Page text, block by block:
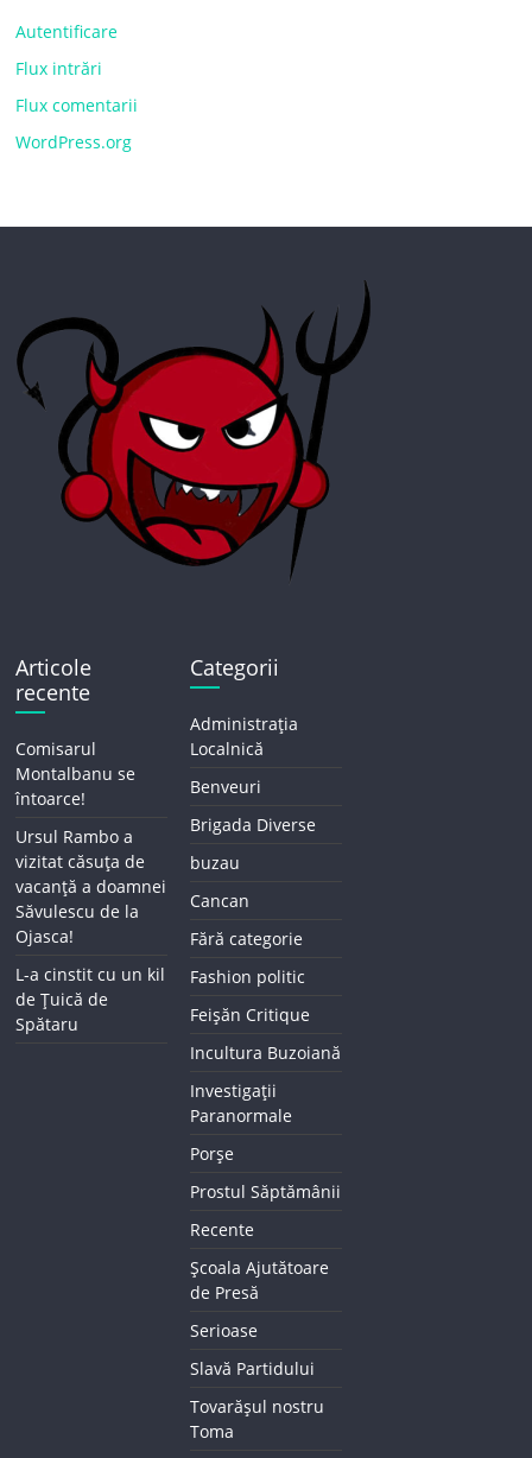
Autentificare
Flux intrări
Flux comentarii
WordPress.org
Articole
recente
Comisarul
Montalbanu se
întoarce!
Ursul Rambo a
vizitat căsuța de
vacanță a doamnei
Săvulescu de la
Ojasca!
L-a cinstit cu un kil
de Țuică de
Spătaru
Categorii
Administrația
Localnică
Benveuri
Brigada Diverse
buzau
Cancan
Fără categorie
Fashion politic
Feișăn Critique
Incultura Buzoiană
Investigații
Paranormale
Porșe
Prostul Săptămânii
Recente
Școala Ajutătoare
de Presă
Serioase
Slavă Partidului
Tovarășul nostru
Toma